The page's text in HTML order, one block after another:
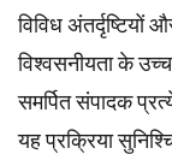
विविध
विश्वसनीयता के
समर्पितसंपादक
यह प्रक्रिया